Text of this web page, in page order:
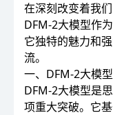
在深刻改变着我
DFM-2大模型作
它独特的魅力和
流。
一、DFM-2大模
DFM-2大模型是
项重大突破。它